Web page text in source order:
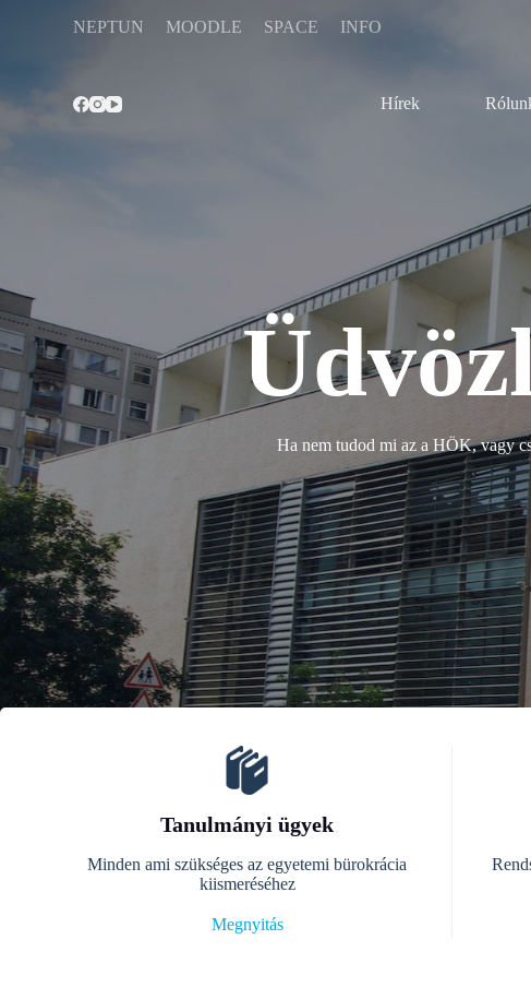
NEPTUN MOODLE SPACE INFO
Hírek
Ha nem tudod mi az a HÖK, vagy
Tanulmányi ügyek
Minden ami szükséges az egyetemi bürokrácia
kiismeréséhez
Megnyitás